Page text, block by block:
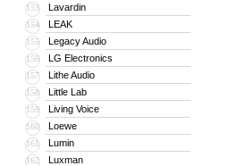
153 Lavardin
154 LEAK
155 Legacy Audio
156 LG Electronics
157 Lithe Audio
158 Little Lab
159 Living Voice
160 Loewe
161 Lumin
162 Luxman